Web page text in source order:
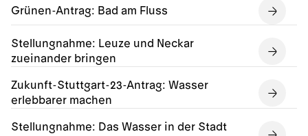
Grünen-Antrag: Bad am Fluss
Stellungnahme: Leuze und Neckar
zueinander bringen
Zukunft-Stuttgart-23-Antrag: Wasser
erlebbarer machen
Stellungnahme: Das Wasser in der Stadt